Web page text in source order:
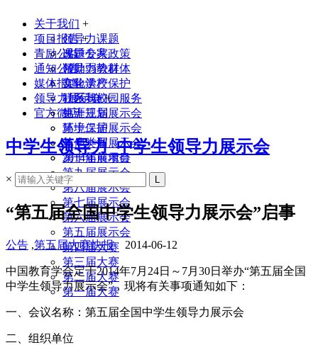
关于我们 +
领导力课题
课题专家
领导力教材
实验学校
联系我们
项目报告 +
改进公共政策
帮助弱势群体
文化遗产保护
社区与校园服务
生涯规划
环境保护
其他类型
2014年前项目
青励公益
通知公告
媒体报道
领导力展示会 +
第十三届展示会
第十二届展示会
第十一届展示会
第十届展示会
第九届展示会
第八届展示会
第七届展示会
第六届展示会
第五届展示会
第四届大赛
第三届大赛
第二届大赛
第一届大赛
官方微店
中学生领导力_中学生领导力展示会
×
“第五届全国中学生领导力展示会”启事
公告 ,第五届大赛快报2014-06-12
中国教育学会定于2014年7月24日～7月30日举办“第五届全国
中学生领导力展示会”，现将有关事项通知如下：
一、会议名称：第五届全国中学生领导力展示会
二、组织单位